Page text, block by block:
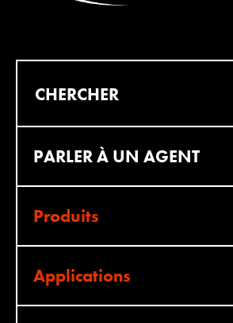
CHERCHER
PARLER À UN AGENT
Produits
Applications